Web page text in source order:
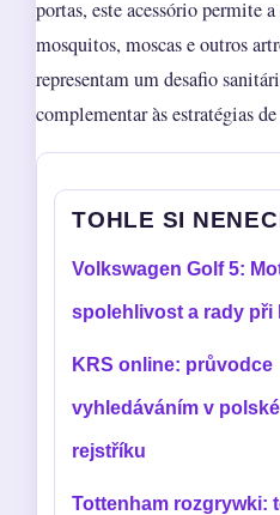
portas, este acessório permite
mosquitos, moscas e outros
representam um desafio
complementar às estratégias
TOHLE SI
Volkswagen Golf 5:
spolehlivost a rady při
KRS online: průvodce
vyhledáváním v
rejstříku
Tottenham rozgrywki: